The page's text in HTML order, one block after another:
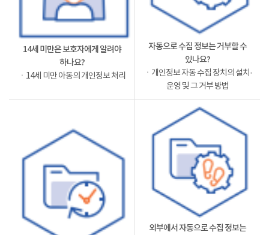
14세 미만은 보호자에게 알려야
하나요?
ㆍ14세 미만 아동의 개인정보 처리
자동으로 수집 정보는 거부할 수
있나요?
ㆍ개인정보 자동 수집 장치의 설치·
운영 및 그 거부 방법
외부에서 자동으로 수집 정보는